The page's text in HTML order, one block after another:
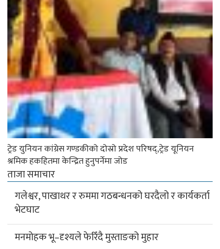
ट्रेड युनियन कांग्रेस गण्डकीको दोस्रो प्रदेश परिषद्,ट्रेड यूनियन
श्रमिक हकहितमा केन्द्रित हुनुपर्नेमा जोड
ताजा समाचार
गलेश्वर, पाखाथर र रुममा गठबन्धनको घरदैलो र कार्यकर्ता
भेटघाट
मनमोहक भू–दृश्यले फेरिँदै मुस्ताङको मुहार